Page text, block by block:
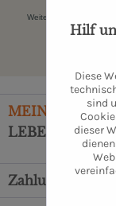
Weitere Informationen
MEIN
Zahlungsarten
Hilf
Diese
sind
dieser